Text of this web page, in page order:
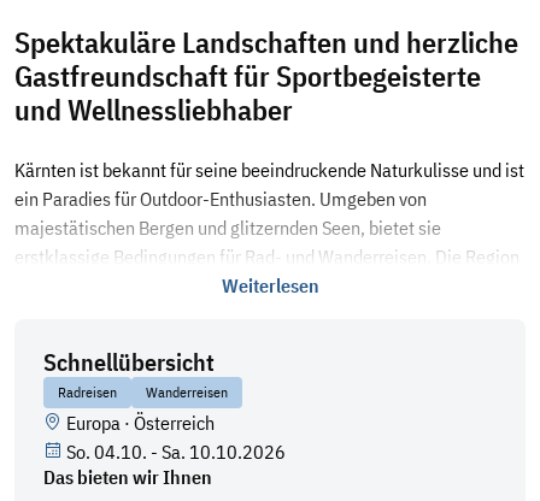
Spektakuläre Landschaften und herzliche
Gastfreundschaft für Sportbegeisterte
und Wellnessliebhaber
Weiterlesen
Kärnten ist bekannt für seine beeindruckende Naturkulisse und ist
ein Paradies für Outdoor-Enthusiasten. Umgeben von
majestätischen Bergen und glitzernden Seen, bietet sie
erstklassige Bedingungen für Rad- und Wanderreisen. Die Region
kombiniert unberührte Natur mit herzlicher Gastfreundschaft und
kombinierte Rad- und Wanderreise ausgesucht haben: Das
Sterne Falkensteiner Hotel & Spa Carinzia,
Sport- und Wellnessbegeisterte. Modern eingerichtete Zimmer,
eine gelungene Halbpension bestehend aus einem leckeren
Frühstücksbuffet und regionalen Gerichten, eine gemütliche Bar
Schnellübersicht
Radreisen Wanderreisen
Europa · Österreich
So. 04.10. - Sa. 10.10.2026
Das bieten wir Ihnen